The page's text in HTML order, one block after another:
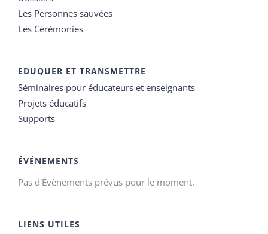
Les Personnes sauvées
Les Cérémonies
EDUQUER ET TRANSMETTRE
Séminaires pour éducateurs et enseignants
Projets éducatifs
Supports
ÉVÉNEMENTS
Pas d'Évènements prévus pour le moment.
LIENS UTILES